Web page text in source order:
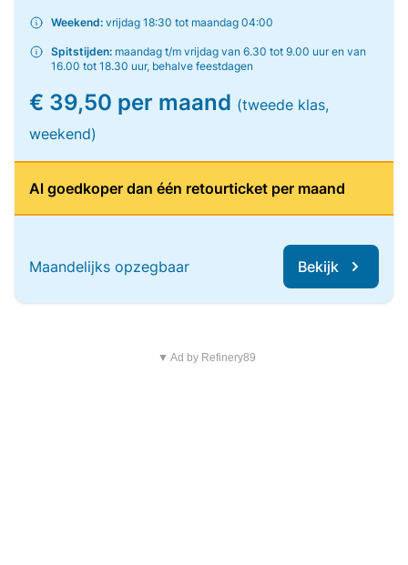
Weekend: vrijdag 18:30 tot maandag 04:00
Spitstijden: maandag t/m vrijdag van 6.30 tot 9.00 uur en van
16.00 tot 18.30 uur, behalve feestdagen
€ 39,50 per maand (tweede klas,
weekend)
Al goedkoper dan één retourticket per maand
Maandelijks opzegbaar Bekijk
▼ Ad by Refinery89